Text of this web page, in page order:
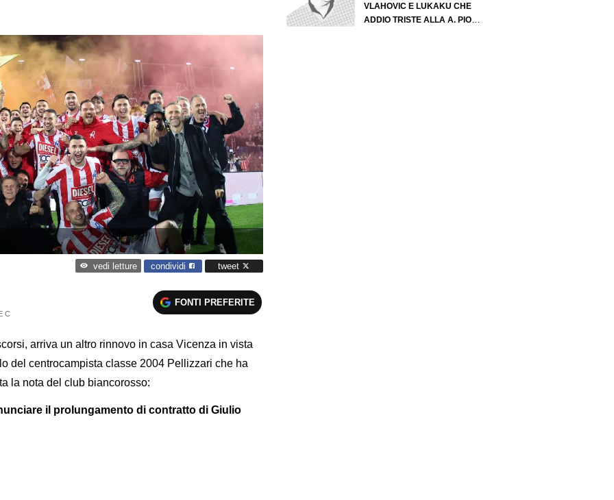
vedi letture condividi tweet
C
FONTI PREFERITE
arriva un altro rinnovo in casa Vicenza in vista
del centrocampista classe 2004 Pellizzari che ha
la nota del club biancorosso:
il prolungamento di contratto di Giulio
VLAHOVIC E LUKAKU CHE
ADDIO TRISTE ALLA A. PIO